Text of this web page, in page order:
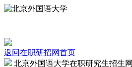
返回在职研招网首页
北京外国语大学在职研究生招生网